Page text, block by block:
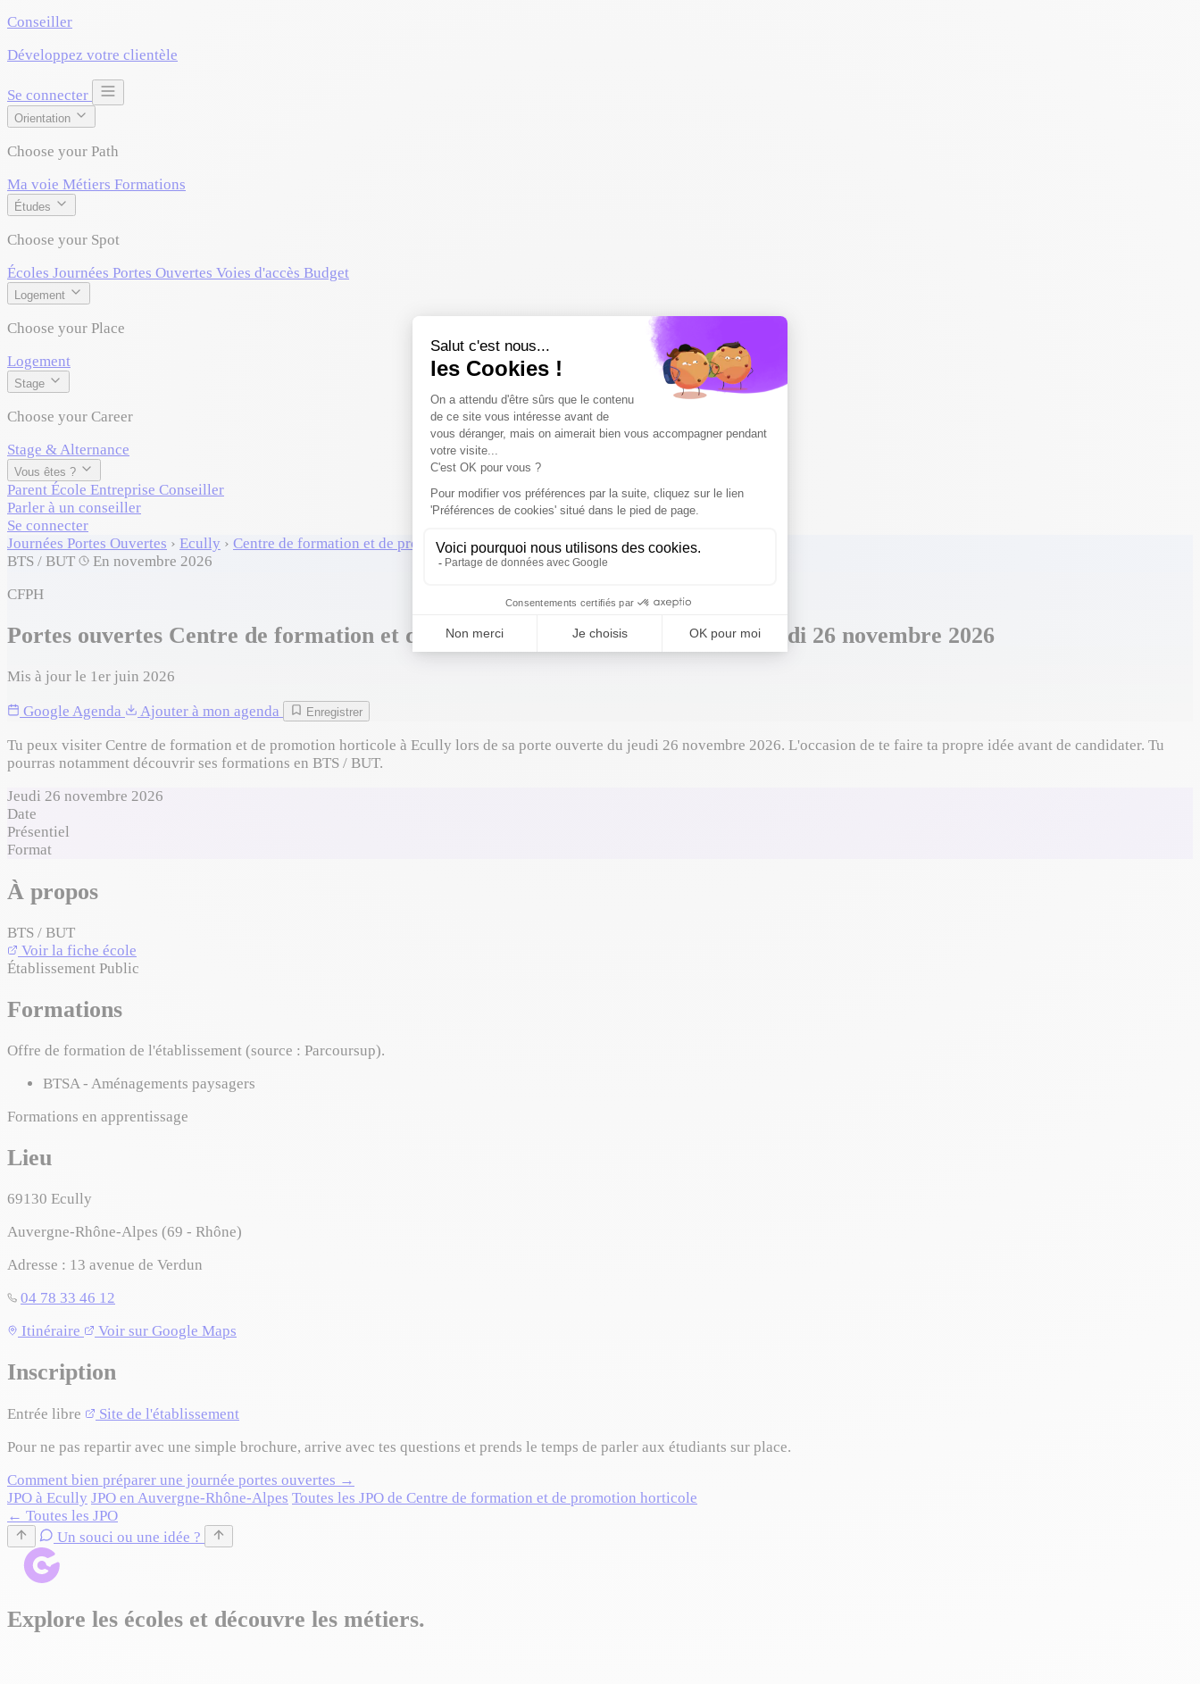
Conseiller
Développez votre clientèle
Se connecter
Orientation
Choose your Path
Ma voie Métiers Formations
Études
Choose your Spot
Écoles Journées Portes Ouvertes Voies d'accès Budget
Logement
Choose your Place
Logement
Stage
Choose your Career
Stage & Alternance
Vous êtes ?
Parent École Entreprise Conseiller
Parler à un conseiller
Se connecter
Journées Portes Ouvertes › Ecully › Centre de formation et de promotion horticole › Jeudi 26 novembre
BTS / BUT
En novembre 2026
CFPH
Portes ouvertes Centre de formation et de promotion horticole à Ecully — jeudi 26 novembre 2026
Mis à jour le 1er juin 2026
Google Agenda Ajouter à mon agenda Enregistrer
Tu peux visiter Centre de formation et de promotion horticole à Ecully lors de sa porte ouverte du jeudi 26 novembre 2026. L'occasion de te faire ta propre idée avant de candidater. Tu
pourras notamment découvrir ses formations en BTS / BUT.
Jeudi 26 novembre 2026
Date
Présentiel
Format
À propos
BTS / BUT
Voir la fiche école
Établissement Public
Formations
Offre de formation de l'établissement (source : Parcoursup).
BTSA - Aménagements paysagers
Formations en apprentissage
Lieu
69130 Ecully
Auvergne-Rhône-Alpes (69 - Rhône)
Adresse : 13 avenue de Verdun
04 78 33 46 12
−
Itinéraire
Voir sur Google Maps
Inscription
Entrée libre
Site de l'établissement
Pour ne pas repartir avec une simple brochure, arrive avec tes questions et prends le temps de parler aux étudiants sur place.
Comment bien préparer une journée portes ouvertes →
JPO à Ecully JPO en Auvergne-Rhône-Alpes Toutes les JPO de Centre de formation et de promotion horticole
← Toutes les JPO
Un souci ou une idée ?
Explore les écoles et découvre les métiers.